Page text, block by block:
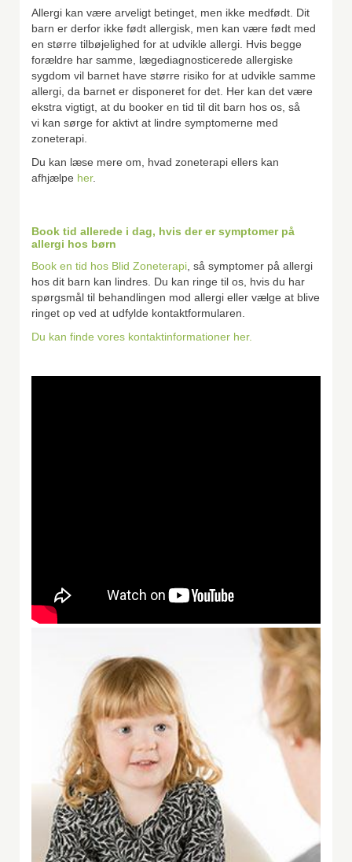
Allergi kan være arveligt betinget, men ikke medfødt. Dit
barn er derfor ikke født allergisk, men kan være født med
en større tilbøjelighed for at udvikle allergi. Hvis begge
forældre har samme, lægediagnosticerede allergiske
sygdom vil barnet have større risiko for at udvikle samme
allergi, da barnet er disponeret for det. Her kan det være
ekstra vigtigt, at du booker en tid til dit barn hos os, så
vi kan sørge for aktivt at lindre symptomerne med
zoneterapi.
Du kan læse mere om, hvad zoneterapi ellers kan
afhjælpe her.
Book tid allerede i dag, hvis der er symptomer på
allergi hos børn
Book en tid hos Blid Zoneterapi , så symptomer på allergi
hos dit barn kan lindres. Du kan ringe til os, hvis du har
spørgsmål til behandlingen mod allergi eller vælge at blive
ringet op ved at udfylde kontaktformularen.
Du kan finde vores kontaktinformationer her.